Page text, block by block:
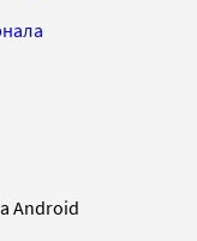
Android